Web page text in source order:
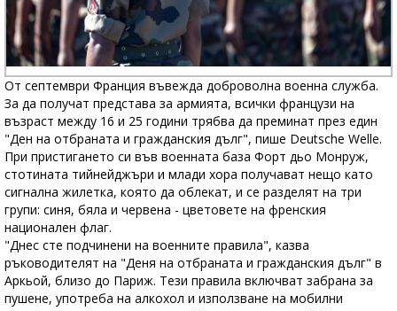
От септември Франция въвежда доброволна военна служба.
За да получат представа за армията, всички французи на
възраст между 16 и 25 години трябва да преминат през един
"Ден на отбраната и гражданския дълг", пише Deutsche Welle.
При пристигането си във военната база Форт дьо Монруж,
стотината тийнейджъри и млади хора получават нещо като
сигнална жилетка, която да облекат, и се разделят на три
групи: синя, бяла и червена - цветовете на френския
национален флаг.
"Днес сте подчинени на военните правила", казва
ръководителят на "Деня на отбраната и гражданския дълг" в
Аркьой, близо до Париж. Тези правила включват забрана за
пушене, употреба на алкохол и използване на мобилни